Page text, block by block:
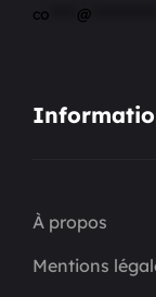
co @
À propos
Mentions